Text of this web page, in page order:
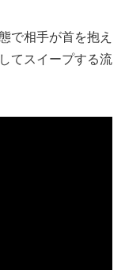
で相手が首を抱え
てスイープする流